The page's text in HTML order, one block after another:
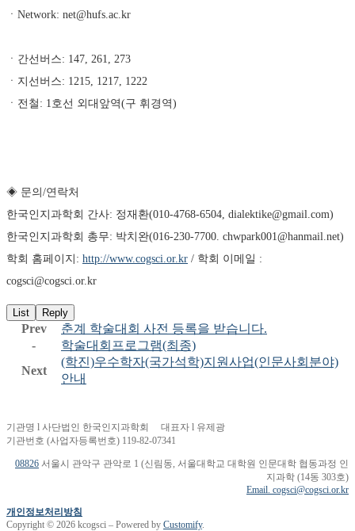
ㆍNetwork: net@hufs.ac.kr
ㆍ간선버스: 147, 261, 273
ㆍ지선버스: 1215, 1217, 1222
ㆍ전철: 1호선 외대앞역(구 휘경역)
◈ 문의/연락처
한국인지과학회 간사: 정재환(010-4768-6504, dialektike@gmail.com)
한국인지과학회 총무: 박치완(016-230-7700. chwpark001@hanmail.net)
학회 홈페이지: http://www.cogsci.or.kr / 학회 이메일 :
cogsci@cogsci.or.kr
List Reply
Prev
춘계 학술대회 사전 등록을 받습니다.
-
학술대회프로그램(최종)
Next
(학진)우수학자(국가석학)지원사업(인문사회분야)
안내
기관명 l 사단법인 한국인지과학회 대표자 l 유제광
기관번호 (사업자등록번호) 119-82-07341
08826 서울시 관악구 관악로 1 (신림동, 서울대학교 대학원 인문대학 협동과정 인
지과학 (14동 303호)
Email. cogsci@cogsci.or.kr
개인정보처리방침
Copyright © 2026 kcogsci – Powered by Customify.